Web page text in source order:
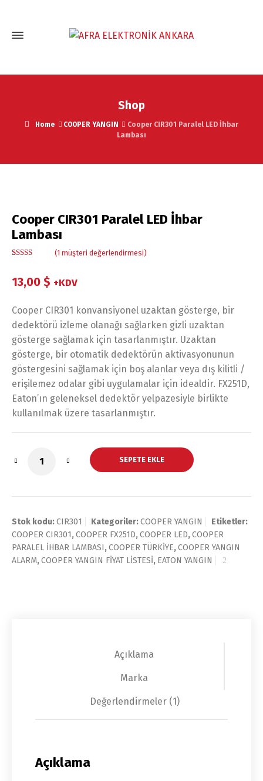
Shop
Home COOPER YANGIN
Cooper CIR301 Paralel LED İhbar
Lambası
Cooper CIR301 Paralel LED İhbar
Lambası
dayanarak 5
üzerinden
(1 müşteri değerlendirmesi)
13,00 $ +KDV
Cooper CIR301 konvansiyonel uzaktan gösterge, bir
dedektörü izleme olanağı sağlarken gizli uzaktan
gösterge sağlamak için tasarlanmıştır. Uzaktan
gösterge, bir otomatik dedektörün aktivasyonunun
göstergesini sağlamak için boş alanlar veya dış kilitli /
erişilemez odalar gibi uygulamalar için idealdir. FX251D,
Eaton’ın geleneksel dedektör yelpazesiyle birlikte
kullanılmak üzere tasarlanmıştır.
SEPETE EKLE
Stok kodu:CIR301 Kategoriler:COOPER YANGIN
Etiketler:
COOPER CIR301,COOPER FX251D,COOPER LED,COOPER
PARALEL İHBAR LAMBASI,COOPER TÜRKİYE,COOPER YANGIN
ALARM,COOPER YANGIN FİYAT LİSTESİ, EATON YANGIN
Açıklama
Marka
Değerlendirmeler (1)
Açıklama